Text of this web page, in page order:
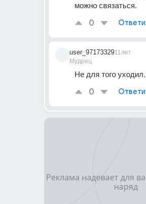
можно связаться.
0
user_97173329
Мудрец
11лет
Не для того уходил.
0